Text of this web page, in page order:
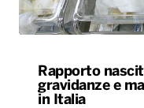
Rapporto
gravidanze e
in Italia